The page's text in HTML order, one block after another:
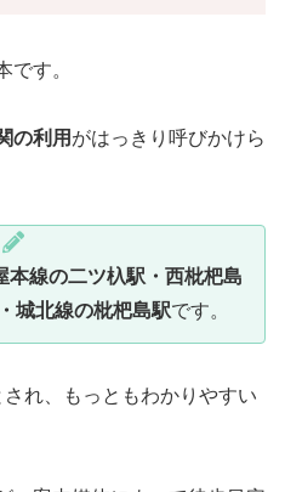
です。
の利用 がはっきり呼びかけら
本線の二ツ杁駅・西枇杷島
城北線の枇杷島駅です。
され、もっともわかりやすい